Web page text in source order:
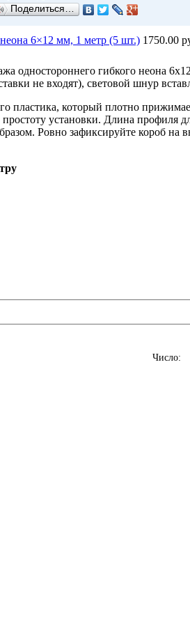
Поделиться…
6×12 мм, 1 метр (5 шт.) 1750.00
одностороннего гибкого неона
не входят), световой шнур
пластика, который плотно
установки. Длина профиля
Ровно зафиксируйте короб на
Число: